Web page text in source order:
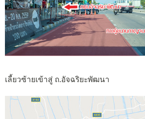
เลี้ยวซ้ายเข้าสู่ ถ.อัจฉริยะพัฒนา